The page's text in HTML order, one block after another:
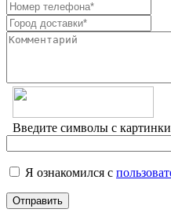
Введите символы с картинки
Я ознакомился с